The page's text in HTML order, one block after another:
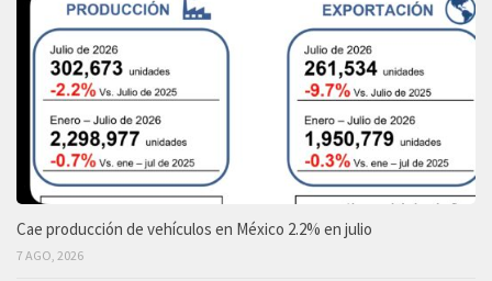
Cae producción de vehículos en México 2.2% en julio
7 AGO, 2026